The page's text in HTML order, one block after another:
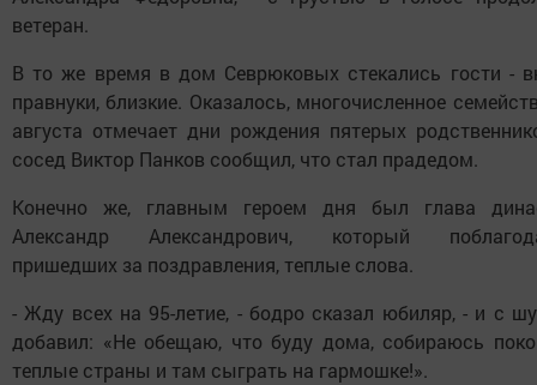
ветеран.
В то же время в дом Севрюковых стекались гости -
правнуки, близкие. Оказалось, многочисленное
августа отмечает дни рождения пятерых
сосед Виктор Панков сообщил, что стал прадедом.
Конечно же, главным героем дня был глава
Александр Александрович, который
пришедших за поздравления, теплые слова.
- Жду всех на 95-летие, - бодро сказал юбиляр, - и с
добавил: «Не обещаю, что буду дома, собираюсь
теплые страны и там сыграть на гармошке!».